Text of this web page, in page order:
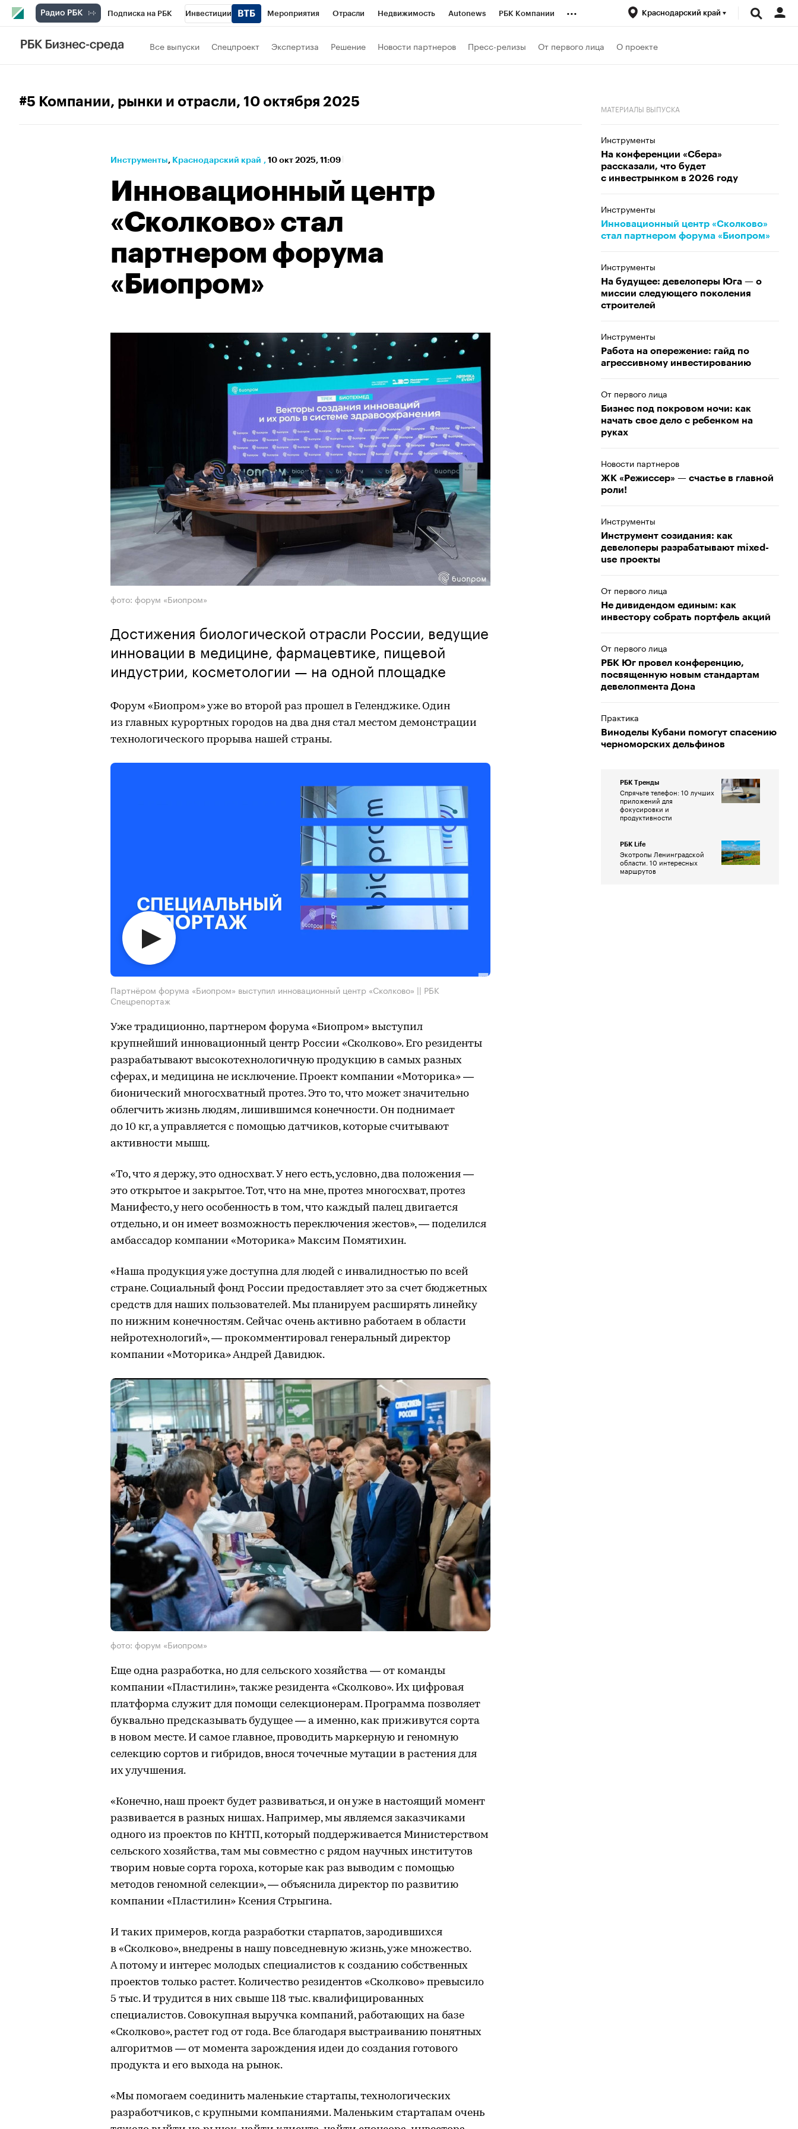
Подписка на РБК Инвестиции Мероприятия Отрасли Недвижимость Autonews РБК Компании
Телеканал
Франшизы
... Краснодарский край
Все выпуски Спецпроект Экспертиза Решение Новости партнеров Пресс-релизы От первого лица О проекте
#5 Компании, рынки и отрасли, 10 октября 2025
Инструменты⁠, Краснодарский край , 10 окт 2025, 11:09
Инновационный центр
«Сколково» стал
партнером форума
«Биопром»
фото: форум «Биопром»
Достижения биологической отрасли России, ведущие
инновации в медицине, фармацевтике, пищевой
индустрии, косметологии — на одной площадке
Форум «Биопром» уже во второй раз прошел в Геленджике. Один
из главных курортных городов на два дня стал местом демонстрации
технологического прорыва нашей страны.
Партнёром форума «Биопром» выступил инновационный центр «Сколково» || РБК
Спецрепортаж
Уже традиционно, партнером форума «Биопром» выступил
крупнейший инновационный центр России «Сколково». Его резиденты
разрабатывают высокотехнологичную продукцию в самых разных
сферах, и медицина не исключение. Проект компании «Моторика» —
бионический многосхватный протез. Это то, что может значительно
облегчить жизнь людям, лишившимся конечности. Он поднимает
до 10 кг, а управляется с помощью датчиков, которые считывают
активности мышц.
«То, что я держу, это односхват. У него есть, условно, два положения —
это открытое и закрытое. Тот, что на мне, протез многосхват, протез
Манифесто, у него особенность в том, что каждый палец двигается
отдельно, и он имеет возможность переключения жестов», — поделился
амбассадор компании «Моторика» Максим Помятихин.
«Наша продукция уже доступна для людей с инвалидностью по всей
стране. Социальный фонд России предоставляет это за счет бюджетных
средств для наших пользователей. Мы планируем расширять линейку
по нижним конечностям. Сейчас очень активно работаем в области
нейротехнологий», — прокомментировал генеральный директор
компании «Моторика» Андрей Давидюк.
фото: форум «Биопром»
Еще одна разработка, но для сельского хозяйства — от команды
компании «Пластилин», также резидента «Сколково». Их цифровая
платформа служит для помощи селекционерам. Программа позволяет
буквально предсказывать будущее — а именно, как приживутся сорта
в новом месте. И самое главное, проводить маркерную и геномную
селекцию сортов и гибридов, внося точечные мутации в растения для
их улучшения.
«Конечно, наш проект будет развиваться, и он уже в настоящий момент
развивается в разных нишах. Например, мы являемся заказчиками
одного из проектов по КНТП, который поддерживается Министерством
сельского хозяйства, там мы совместно с рядом научных институтов
творим новые сорта гороха, которые как раз выводим с помощью
методов геномной селекции», — объяснила директор по развитию
компании «Пластилин» Ксения Стрыгина.
И таких примеров, когда разработки старпатов, зародившихся
в «Сколково», внедрены в нашу повседневную жизнь, уже множество.
А потому и интерес молодых специалистов к созданию собственных
проектов только растет. Количество резидентов «Сколково» превысило
5 тыс. И трудится в них свыше 118 тыс. квалифицированных
специалистов. Совокупная выручка компаний, работающих на базе
«Сколково», растет год от года. Все благодаря выстраиванию понятных
алгоритмов — от момента зарождения идеи до создания готового
продукта и его выхода на рынок.
«Мы помогаем соединить маленькие стартапы, технологических
разработчиков, с крупными компаниями. Маленьким стартапам очень
МАТЕРИАЛЫ ВЫПУСКА
Инструменты
На конференции «Сбера»
рассказали, что будет
с инвестрынком в 2026 году
Инструменты
Инновационный центр «Сколково»
стал партнером форума «Биопром»
Инструменты
На будущее: девелоперы Юга — о
миссии следующего поколения
строителей
Инструменты
Работа на опережение: гайд по
агрессивному инвестированию
От первого лица
Бизнес под покровом ночи: как
начать свое дело с ребенком на
руках
Новости партнеров
ЖК «Режиссер» — счастье в главной
роли!
Инструменты
Инструмент созидания: как
девелоперы разрабатывают mixed-
use проекты
От первого лица
Не дивидендом единым: как
инвестору собрать портфель акций
От первого лица
РБК Юг провел конференцию,
посвященную новым стандартам
девелопмента Дона
Практика
Виноделы Кубани помогут спасению
черноморских дельфинов
РБК Тренды
Спрячьте телефон: 10 лучших
приложений для
фокусировки и
продуктивности
РБК Life
Экотропы Ленинградской
области. 10 интересных
маршрутов